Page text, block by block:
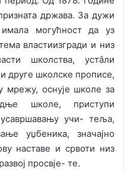
држава. За дужи
могућност да уз
властиизгради и низ
школства, устâли
друге школске прописе,
мрежу, оснује школе за
школе, приступи
учи- теља,
уџбеника, значајно
наставе и срвоти низ
просвје- те.